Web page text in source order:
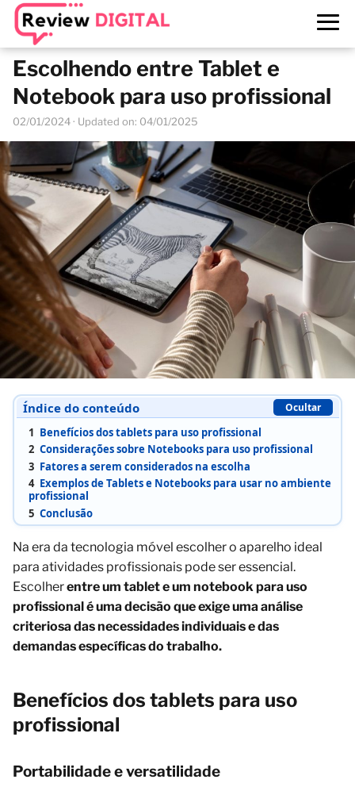
Escolhendo entre Tablet e
Notebook para uso profissional
02/01/2024· Updated on: 04/01/2025
Índice do conteúdo Ocultar
1 Benefícios dos tablets para uso profissional
2 Considerações sobre Notebooks para uso profissional
3 Fatores a serem considerados na escolha
4 Exemplos de Tablets e Notebooks para usar no ambiente
profissional
5 Conclusão
Na era da tecnologia móvel escolher o aparelho ideal
para atividades profissionais pode ser essencial.
Escolherentre um tablet e um notebook para uso
profissional é uma decisão que exige uma análise
criteriosa das necessidades individuais e das
demandas específicas do trabalho.
Benefícios dos tablets para uso
profissional
Portabilidade e versatilidade